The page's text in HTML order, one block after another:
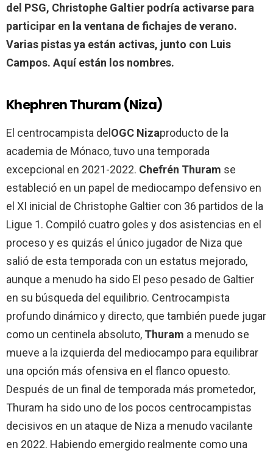
del PSG, Christophe Galtier podría activarse para
participar en la ventana de fichajes de verano.
Varias pistas ya están activas, junto con Luis
Campos. Aquí están los nombres.
Khephren Thuram (Niza)
El centrocampista del OGC Nizaproducto de la
academia de Mónaco, tuvo una temporada
excepcional en 2021-2022. Chefrén Thuram se
estableció en un papel de mediocampo defensivo en
el XI inicial de Christophe Galtier con 36 partidos de la
Ligue 1. Compiló cuatro goles y dos asistencias en el
proceso y es quizás el único jugador de Niza que
salió de esta temporada con un estatus mejorado,
aunque a menudo ha sido El peso pesado de Galtier
en su búsqueda del equilibrio. Centrocampista
profundo dinámico y directo, que también puede jugar
como un centinela absoluto, Thuram a menudo se
mueve a la izquierda del mediocampo para equilibrar
una opción más ofensiva en el flanco opuesto.
Después de un final de temporada más prometedor,
Thuram ha sido uno de los pocos centrocampistas
decisivos en un ataque de Niza a menudo vacilante
en 2022. Habiendo emergido realmente como una